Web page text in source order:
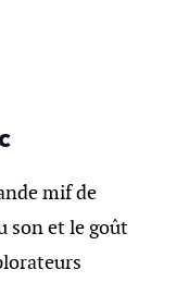
mif de
son et le goût